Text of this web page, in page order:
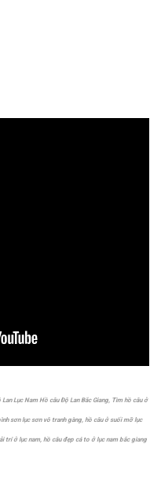
Lục Nam Hồ câu Độ Lan Bắc Giang, Tìm hồ câu ở
sơn lục sơn vô tranh gàng, hồ câu ở suối mỡ lục
trí ở lục nam, hồ câu đẹp cá to ở lục nam bắc giang